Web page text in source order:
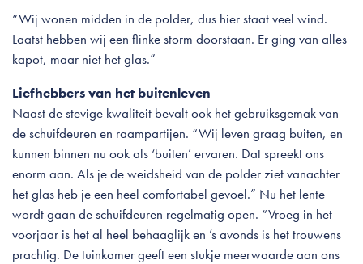
“Wij wonen midden in de polder, dus hier staat veel wind.
Laatst hebben wij een flinke storm doorstaan. Er ging van alles
kapot, maar niet het glas.”
Liefhebbers van het buitenleven
Naast de stevige kwaliteit bevalt ook het gebruiksgemak van
de schuifdeuren en raampartijen. “Wij leven graag buiten, en
kunnen binnen nu ook als ‘buiten’ ervaren. Dat spreekt ons
enorm aan. Als je de weidsheid van de polder ziet vanachter
het glas heb je een heel comfortabel gevoel.” Nu het lente
wordt gaan de schuifdeuren regelmatig open. “Vroeg in het
voorjaar is het al heel behaaglijk en ’s avonds is het trouwens
prachtig. De tuinkamer geeft een stukje meerwaarde aan ons